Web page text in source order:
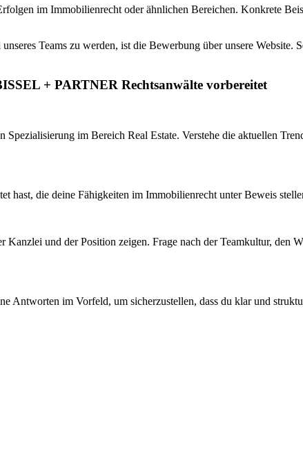
im Immobilienrecht oder ähnlichen Bereichen. Konkrete
Teams zu werden, ist die Bewerbung über unsere
+ PARTNER Rechtsanwälte vorbereitet
im Bereich Real Estate. Verstehe die aktuellen
hast, die deine Fähigkeiten im Immobilienrecht unter Beweis
Kanzlei und der Position zeigen. Frage nach der Teamkultur,
Antworten im Vorfeld, um sicherzustellen, dass du klar und